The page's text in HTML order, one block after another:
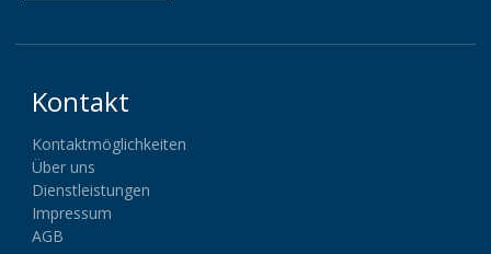
Kontakt
Kontaktmöglichkeiten
Über uns
Dienstleistungen
Impressum
AGB